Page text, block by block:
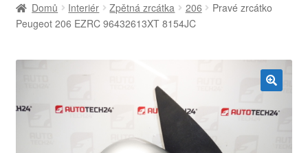
Celosvětová doprava
Domů Interiér Zpětná zrcátka 206
Pravé zrcátko
Peugeot 206 EZRC 96432613XT 8154JC